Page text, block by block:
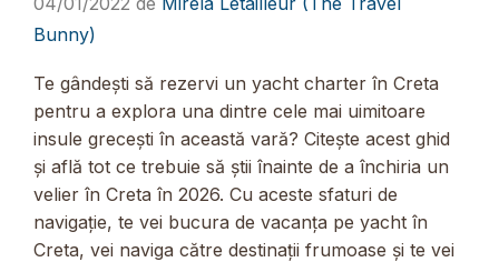
Bunny)
Te gândești să rezervi un yacht charter în Creta
pentru a explora una dintre cele mai uimitoare
insule grecești în această vară? Citește acest ghid
și află tot ce trebuie să știi înainte de a închiria un
velier în Creta în 2026. Cu aceste sfaturi de
navigație, te vei bucura de vacanța pe yacht în
Creta, vei naviga către destinații frumoase și te vei